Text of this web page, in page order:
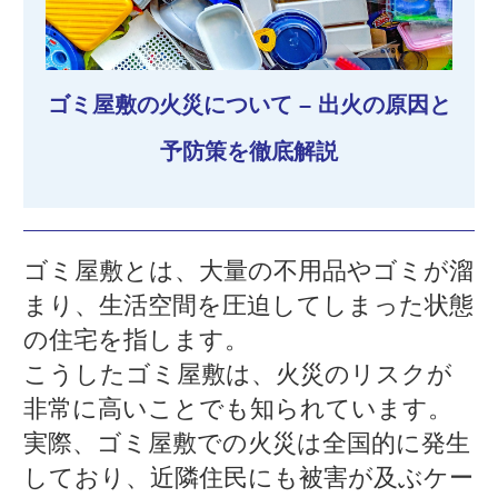
ゴミ屋敷の火災について – 出火の原因と
予防策を徹底解説
ゴミ屋敷とは、大量の不用品やゴミが溜
まり、生活空間を圧迫してしまった状態
の住宅を指します。
こうしたゴミ屋敷は、火災のリスクが
非常に高いことでも知られています。
実際、ゴミ屋敷での火災は全国的に発生
しており、近隣住民にも被害が及ぶケー